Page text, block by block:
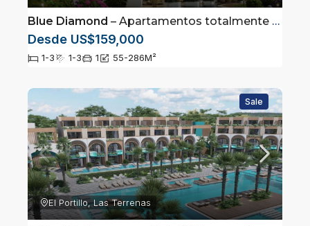
Blue Diamond – Apartamentos totalmente amueblados en Las Terrenas, Samaná
Desde US$159,000
1-3 1-3 1 55-286M²
Sale
El Portillo, Las Terrenas